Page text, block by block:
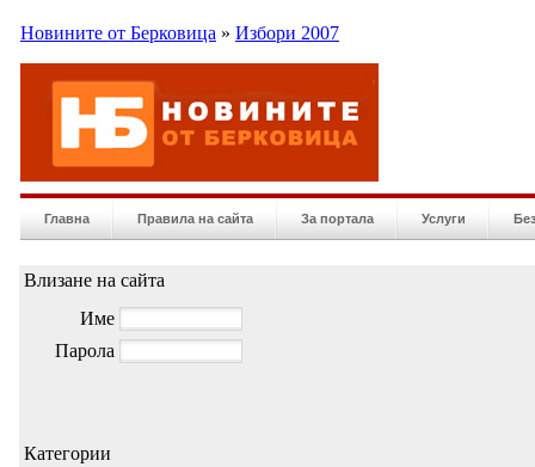
Новините от Берковица » Избори 2007
Главна Правила на сайта За портала Услуги
Влизане на сайта
Име
Парола
Категории